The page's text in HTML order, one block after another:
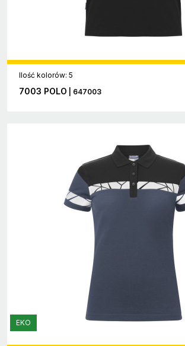
Ilość kolorów: 5
7003 POLO | 647003
EKO